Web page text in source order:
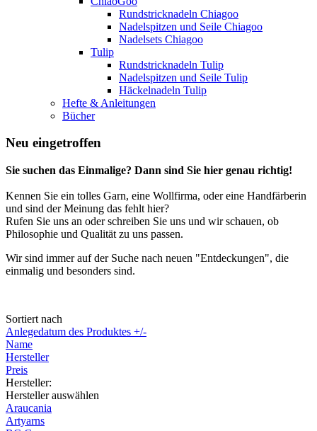
Rundstricknadeln Chiagoo
Nadelspitzen und Seile Chiagoo
Nadelsets Chiagoo
Tulip
Rundstricknadeln Tulip
Nadelspitzen und Seile Tulip
Häckelnadeln Tulip
Hefte & Anleitungen
Bücher
Neu eingetroffen
Sie suchen das Einmalige? Dann sind Sie hier genau richtig!
Kennen Sie ein tolles Garn, eine Wollfirma, oder eine Handfärberin
und sind der Meinung das fehlt hier?
Rufen Sie uns an oder schreiben Sie uns und wir schauen, ob
Philosophie und Qualität zu uns passen.
Wir sind immer auf der Suche nach neuen "Entdeckungen", die
einmalig und besonders sind.
Sortiert nach
Anlegedatum des Produktes +/-
Name
Hersteller
Preis
Hersteller:
Hersteller auswählen
Araucania
Artyarns